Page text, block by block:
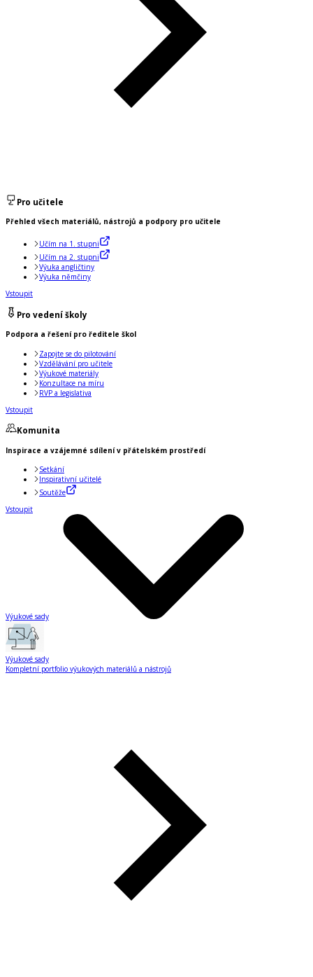
Pro učitele
Přehled všech materiálů, nástrojů a podpory pro učitele
Učím na 1. stupni
Učím na 2. stupni
Výuka angličtiny
Výuka němčiny
Vstoupit
Pro vedení školy
Podpora a řešení pro ředitele škol
Zapojte se do pilotování
Vzdělávání pro učitele
Výukové materiály
Konzultace na míru
RVP a legislativa
Vstoupit
Komunita
Inspirace a vzájemné sdílení v přátelském prostředí
Setkání
Inspirativní učitelé
Soutěže
Vstoupit
Výukové sady
Výukové sady
Kompletní portfolio výukových materiálů a nástrojů